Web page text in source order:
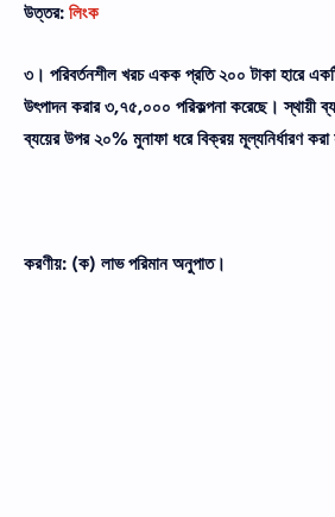
উত্তর: লিংক
৩। পরিবর্তনশীল খরচ একক প্রতি ২০০ টাকা হারে
উৎপাদন করার ৩,৭৫,০০০ পরিকল্পনা করেছে। স্থায়ী
ব্যয়ের উপর ২০% মুনাফা ধরে বিক্রয় মূল্যনির্ধারণ করা
করণীয়: (ক) লাভ পরিমান অনুপাত।